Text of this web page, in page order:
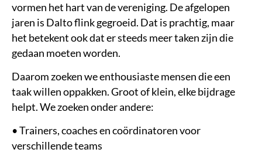
vormen het hart van de vereniging. De afgelopen
jaren is Daltoflink gegroeid. Dat is prachtig, maar
het betekent ook dat er steeds meer taken zijn die
gedaan moeten worden.
Daarom zoeken we enthousiaste mensen die een
taak willen oppakken. Groot of klein, elke bijdrage
helpt. We zoeken onder andere:
•Trainers, coaches en coördinatoren voor
verschillende teams